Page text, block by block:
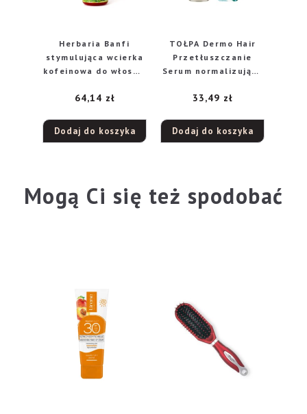
Herbaria Banfi
stymulująca wcierka
kofeinowa do włosów
64,14 zł
Dodaj do koszyka
TOŁPA Dermo Hair
Przetłuszczanie
Serum normalizujące
33,49 zł
Dodaj do koszyka
Mogą Ci się też spodobać